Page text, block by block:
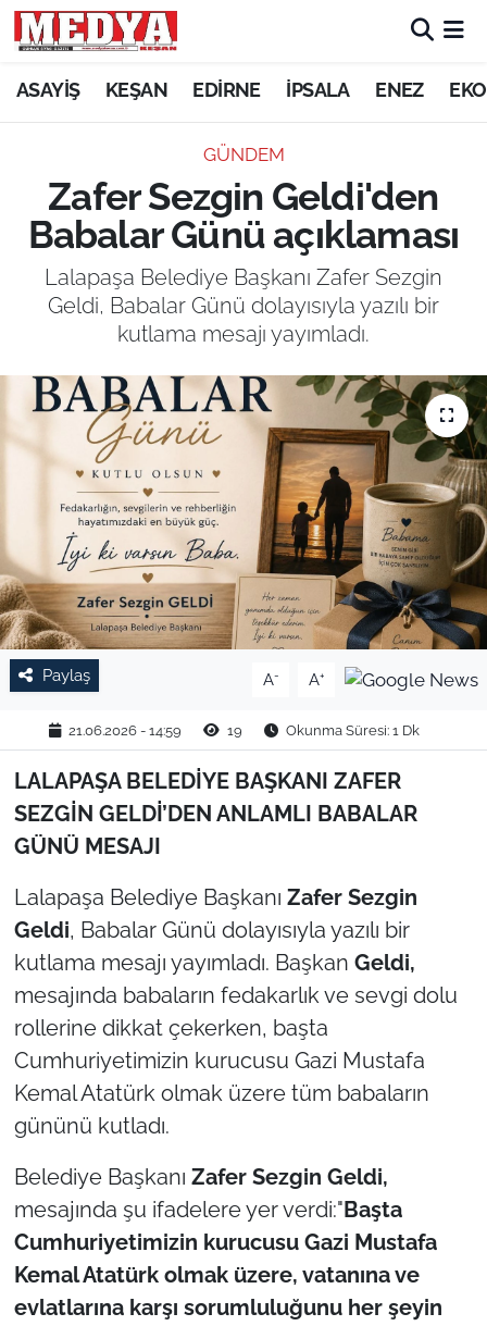
ASAYİŞ KEŞAN EDİRNE İPSALA ENEZ
GÜNDEM
Zafer Sezgin Geldi'den
Babalar Günü açıklaması
Lalapaşa Belediye Başkanı Zafer Sezgin
Geldi, Babalar Günü dolayısıyla yazılı bir
kutlama mesajı yayımladı.
Paylaş A- A+
21.06.2026 - 14:59 19 Okunma Süresi: 1 Dk
LALAPAŞA BELEDİYE BAŞKANI ZAFER
SEZGİN GELDİ’DEN ANLAMLI BABALAR
GÜNÜ MESAJI
Lalapaşa Belediye Başkanı Zafer Sezgin
Geldi, Babalar Günü dolayısıyla yazılı bir
kutlama mesajı yayımladı. Başkan Geldi,
mesajında babaların fedakarlık ve sevgi dolu
rollerine dikkat çekerken, başta
Cumhuriyetimizin kurucusu Gazi Mustafa
Kemal Atatürk olmak üzere tüm babaların
gününü kutladı.
Belediye Başkanı Zafer Sezgin Geldi,
mesajında şu ifadelere yer verdi:"Başta
Cumhuriyetimizin kurucusu Gazi Mustafa
Kemal Atatürk olmak üzere, vatanına ve
evlatlarına karşı sorumluluğunu her şeyin
KEŞAN
ASAYİŞ
SİYASET
GÜNDEM
SAĞLIK
EĞİTİM
TARIM VE HAYVANCILIK
KÜLTÜR SANAT
RESMİ İLAN
SPOR
YAŞAM
EDİRNE
TEKİRDAĞ
KIRKLARELİ
ÇANAKKALE
TÜRKİYE
Bölge
Güvenlik
Genel
Politika
Flaş Haber